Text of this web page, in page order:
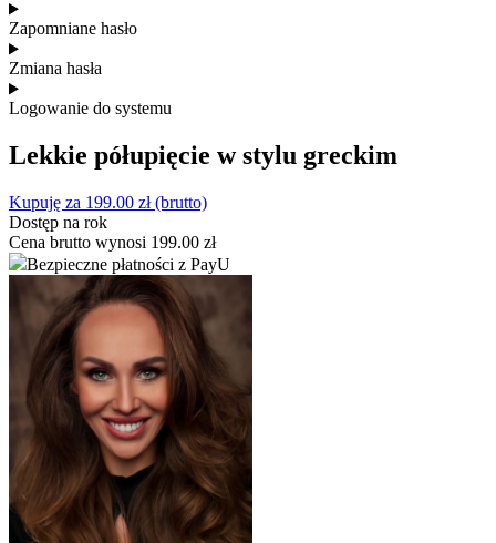
Zapomniane hasło
Zmiana hasła
Logowanie do systemu
Lekkie półupięcie w stylu greckim
Kupuję za 199.00 zł (brutto)
Dostęp na rok
Cena brutto wynosi 199.00 zł
Bezpieczne płatności z PayU